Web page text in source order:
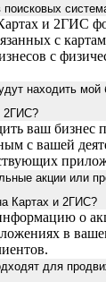
и 2ГИС
с
с
находить мой
2ГИС?
ваш бизнес
с вашей
акции или
Картах и 2ГИС?
о
в
для